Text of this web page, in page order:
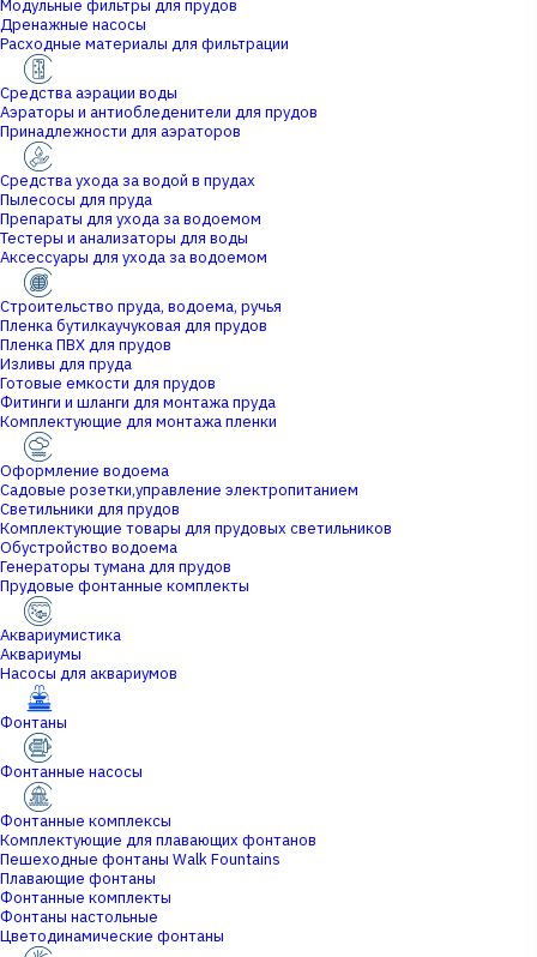
Модульные фильтры для прудов
Дренажные насосы
Расходные материалы для фильтрации
Средства аэрации воды
Аэраторы и антиобледенители для прудов
Принадлежности для аэраторов
Средства ухода за водой в прудах
Пылесосы для пруда
Препараты для ухода за водоемом
Тестеры и анализаторы для воды
Аксессуары для ухода за водоемом
Строительство пруда, водоема, ручья
Пленка бутилкаучуковая для прудов
Пленка ПВХ для прудов
Изливы для пруда
Готовые емкости для прудов
Фитинги и шланги для монтажа пруда
Комплектующие для монтажа пленки
Оформление водоема
Садовые розетки,управление электропитанием
Светильники для прудов
Комплектующие товары для прудовых светильников
Обустройство водоема
Генераторы тумана для прудов
Прудовые фонтанные комплекты
Аквариумистика
Аквариумы
Насосы для аквариумов
Фонтаны
Фонтанные насосы
Фонтанные комплексы
Комплектующие для плавающих фонтанов
Пешеходные фонтаны Walk Fountains
Плавающие фонтаны
Фонтанные комплекты
Фонтаны настольные
Цветодинамические фонтаны